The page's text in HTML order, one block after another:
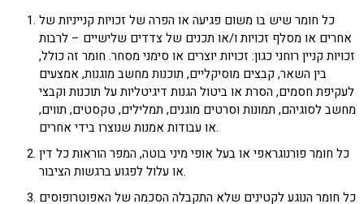
כל חומר שיש בו משום פגיעה או הפרה של זכויות קנייניות של
אחרים או מסלף זכויות ו/או תכנים של צדדים שלישיים – לרבות
זכויות קניין רוחני כגון: זכויות יוצרים או סימני מסחר. חומר זה כולל,
בין השאר, קבצים מוסיקליים, תוכנות מחשב מוגנות, אמצעים
לעקיפת חסמים, הסרת או ביטול הגנות דיגיטליות על תוכנות וקבצי
מחשב לסוגיהם, תמונות וסרטים מוגנים, תמלילים, טקסטים, תווים,
או עבודות אמנות שנוצרו בידי אחרים.
כל חומר פורנוגראפי או בעל אופי מיני בוטה, המפר הוראות כל דין
או עלול לפגוע ברגשות הציבור.
כל חומר הנוגע לקטינים שלא התקבלה הסכמה של האפוטרופוסים